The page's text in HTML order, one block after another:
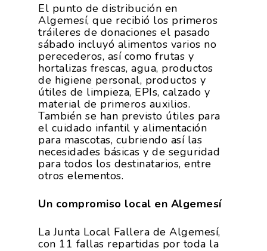
El punto de distribución en
Algemesí, que recibió los primeros
tráileres de donaciones el pasado
sábado incluyó alimentos varios no
perecederos, así como frutas y
hortalizas frescas, agua, productos
de higiene personal, productos y
útiles de limpieza, EPIs, calzado y
material de primeros auxilios.
También se han previsto útiles para
el cuidado infantil y alimentación
para mascotas, cubriendo así las
necesidades básicas y de seguridad
para todos los destinatarios, entre
otros elementos.
Un compromiso local en Algemesí
La Junta Local Fallera de Algemesí,
con 11 fallas repartidas por toda la